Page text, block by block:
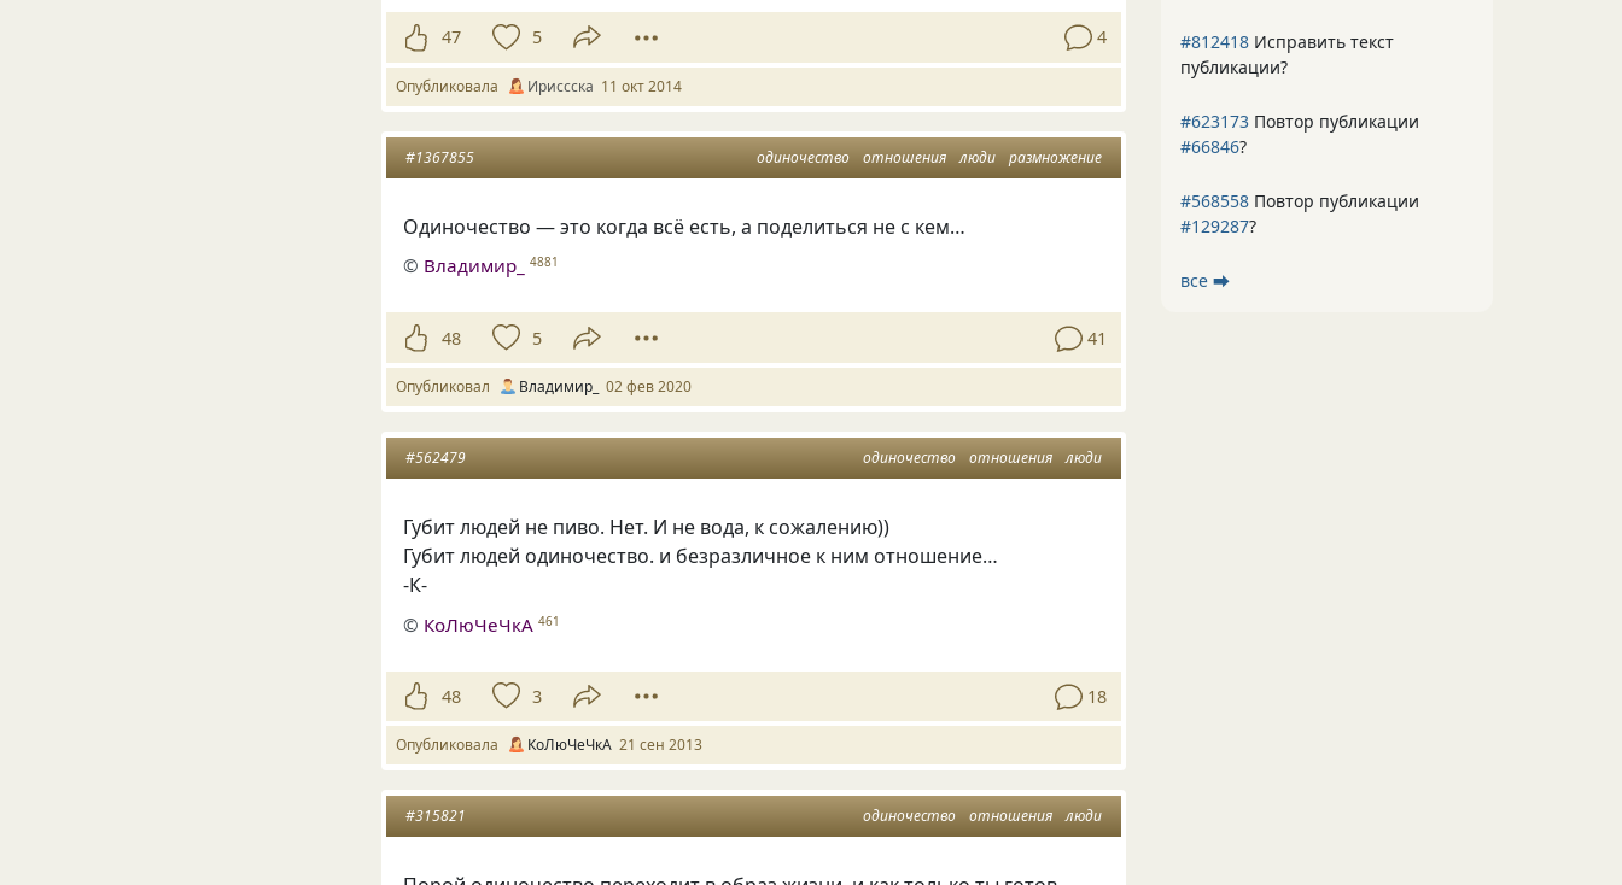
47 5 4
Опубликовала Ириссска 11 окт 2014
одиночество отношения люди размножение
#1367855
Одиночество — это когда всё есть, а поделиться не с кем…
© Владимир_ 4881
48 5 41
Опубликовал Владимир_ 02 фев 2020
одиночество отношения люди
#562479
Губит людей не пиво. Нет. И не вода, к сожалению))
Губит людей одиночество. и безразличное к ним отношение…
-К-
© КоЛюЧеЧкА 461
48 3 18
Опубликовала КоЛюЧеЧкА 21 сен 2013
одиночество отношения люди
#315821
#812418 Исправить текст
публикации?
#623173 Повтор публикации
#66846?
#568558 Повтор публикации
#129287?
все ⮕